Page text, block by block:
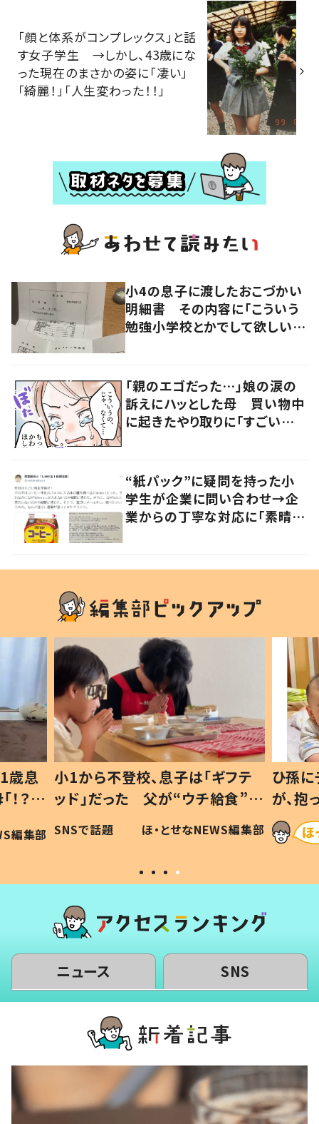
「顔と体系がコンプレックス」と話
す女子学生 →しかし、43歳にな
った現在のまさかの姿に「凄い」
「綺麗！」「人生変わった！！」
小4の息子に渡したおこづかい
明細書 その内容に「こういう
勉強小学校とかでして欲しい」
「親のエゴだった…」娘の涙の
訴えにハッとした母 買い物中
に起きたやり取りに「すごい分
“紙パック”に疑問を持った小
学生が企業に問い合わせ→企
業からの丁寧な対応に「素晴ら
歳息
？」
編集部
小1から不登校、息子は「ギフテ
ッド」だった 父が“ウチ給食”を
作り続ける理由とは #令和の親
#令和の子
SNSで話題 ほ・とせなNEWS編集部
ひ孫
が、
「涙が
い」
ニュース SNS